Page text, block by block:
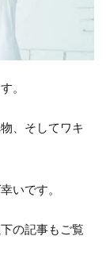
。
、そしてワキ
いです。
の記事もご覧